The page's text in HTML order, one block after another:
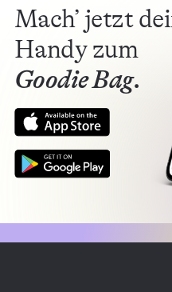
Mach’ jetzt
Handy zum
Goodie Bag.